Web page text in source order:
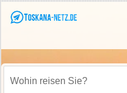
Wohin reisen Sie?